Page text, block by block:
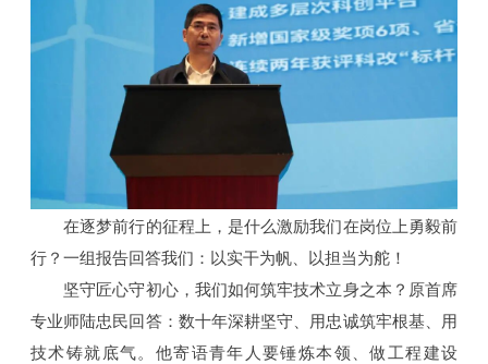
在逐梦前行的征程上，是什么激励我们在岗位上勇毅前
行？一组报告回答我们：以实干为帆、以担当为舵！
坚守匠心守初心，我们如何筑牢技术立身之本？原首席
专业师陆忠民回答：数十年深耕坚守、用忠诚筑牢根基、用
技术铸就底气。他寄语青年人要锤炼本领、做工程建设